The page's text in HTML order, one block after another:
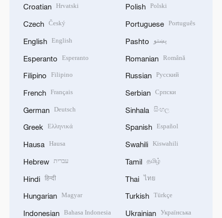
Croatian Hrvatski
Czech Český
English English
Esperanto Esperanto
Filipino Filipino
French Français
German Deutsch
Greek Ελληνικά
Hausa Hausa
Hebrew עברית
Hindi हिन्दी
Hungarian Magyar
Indonesian Bahasa Indonesia
Polish Polski
Portuguese Português
Pashto پښتو
Romanian Română
Russian Русский
Serbian Српски
Sinhala සිංහල
Spanish Español
Swahili Kiswahili
Tamil தமிழ்
Thai ไทย
Turkish Türkçe
Ukrainian Українська